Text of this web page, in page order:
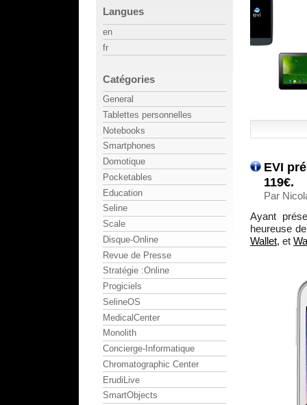
EVI
119€.
Par
Ayant
heureuse
Wallet, et
Langues
en
fr
Catégories
General
Tablettes personnelles
Notebooks
Smartphones
Domotique
Pocketables
Education
Seline
Scale
Disque-Online
Revue de Presse
Stratégie :Online
Progiciels
SelineOS
MedicalCenter
Monolith
Concierge-Informatique
Chromatographic Center
ErudiLive
SmartObjects